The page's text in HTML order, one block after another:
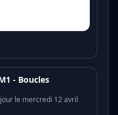
- Boucles
le mercredi 12 avril